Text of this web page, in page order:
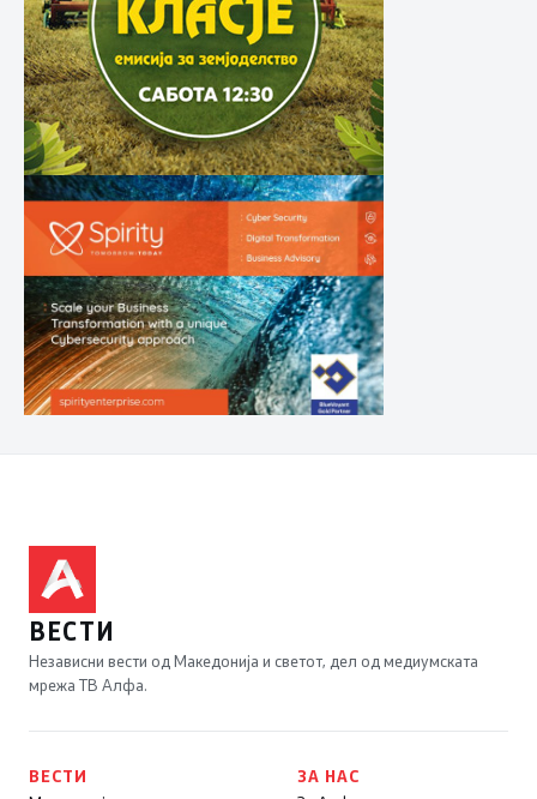
ВЕСТИ
Независни вести од Македонија и светот, дел од медиумската
мрежа ТВ Алфа.
ВЕСТИ
ЗА НАС